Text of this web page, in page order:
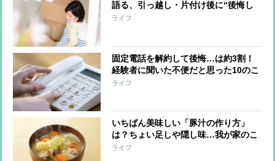
語る、引っ越し・片付け後に“後悔し
たモノ”に共感の嵐！
ライフ
固定電話を解約して後悔…は約3割！
経験者に聞いた不便だと思った10のこ
と
ライフ
いちばん美味しい「豚汁の作り方」
は？ちょい足しや隠し味…我が家のこ
だわりが神アイディアだらけだった！
ライフ